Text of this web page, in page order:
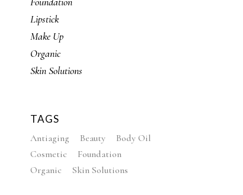
Lipstick
Make Up
Organic
Skin Solutions
TAGS
Antiaging Beauty
Body Oil
Cosmetic
Foundation
Organic
Skin Solutions